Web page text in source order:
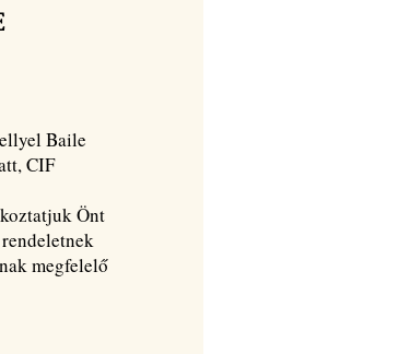
Baile
CIF
Önt
megfelelő